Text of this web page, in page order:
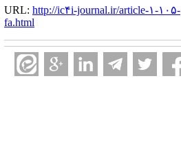
URL: http://ic۴i-journal.ir/article-۱-۱۰۵-
fa.html